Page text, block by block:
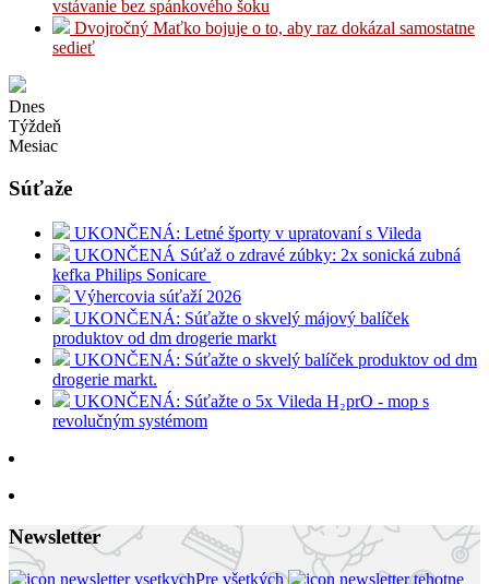
vstávanie bez spánkového šoku
Dvojročný Maťko bojuje o to, aby raz dokázal samostatne
sedieť
Dnes
Týždeň
Mesiac
Súťaže
UKONČENÁ: Letné športy v upratovaní s Vileda
UKONČENÁ Súťaž o zdravé zúbky: 2x sonická zubná
kefka Philips Sonicare
Výhercovia súťaží 2026
UKONČENÁ: Súťažte o skvelý májový balíček
produktov od dm drogerie markt
UKONČENÁ: Súťažte o skvelý balíček produktov od dm
drogerie markt.
UKONČENÁ: Súťažte o 5x Vileda H₂prO - mop s
revolučným systémom
Newsletter
Pre všetkých